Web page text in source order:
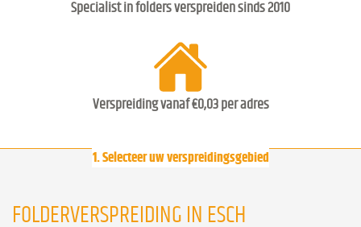
Specialist in folders verspreiden sinds 2010
Verspreiding vanaf €0,03 per adres
1. Selecteer uw verspreidingsgebied
FOLDERVERSPREIDING IN ESCH